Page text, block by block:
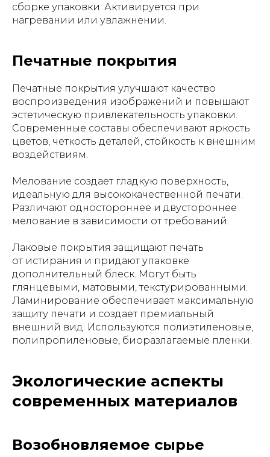
сборке упаковки. Активируется при
нагревании или увлажнении.
Печатные покрытия
Печатные покрытия улучшают качество
воспроизведения изображений и повышают
эстетическую привлекательность упаковки.
Современные составы обеспечивают яркость
цветов, четкость деталей, стойкость к внешним
воздействиям.
Мелование создает гладкую поверхность,
идеальную для высококачественной печати.
Различают одностороннее и двустороннее
мелование в зависимости от требований.
Лаковые покрытия защищают печать
от истирания и придают упаковке
дополнительный блеск. Могут быть
глянцевыми, матовыми, текстурированными.
Ламинирование обеспечивает максимальную
защиту печати и создает премиальный
внешний вид. Используются полиэтиленовые,
полипропиленовые, биоразлагаемые пленки.
Экологические аспекты
современных материалов
Возобновляемое сырье